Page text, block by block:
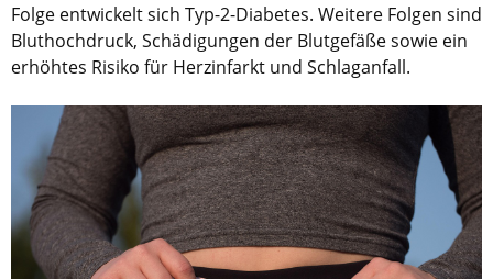
Folge entwickelt sich Typ-2-Diabetes. Weitere Folgen sind
Bluthochdruck, Schädigungen der Blutgefäße sowie ein
erhöhtes Risiko für Herzinfarkt und Schlaganfall.